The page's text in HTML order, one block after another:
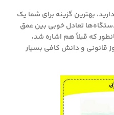
بهترین گزینه برای شما یک
تعادل خوبی بین عمق
که قبلاً هم اشاره شد،
قانونی و دانش کافی بسیار